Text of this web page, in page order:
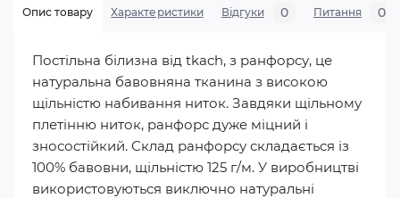
Опис товару Характеристики Відгуки 0 Питання 0
Постільна білизна від tkach, з ранфорсу, це
натуральна бавовняна тканина з високою
щільністю набивання ниток. Завдяки щільному
плетінню ниток, ранфорс дуже міцний і
зносостійкий. Склад ранфорсу складається із
100% бавовни, щільністю 125 г/м. У виробництві
використовуються виключно натуральні